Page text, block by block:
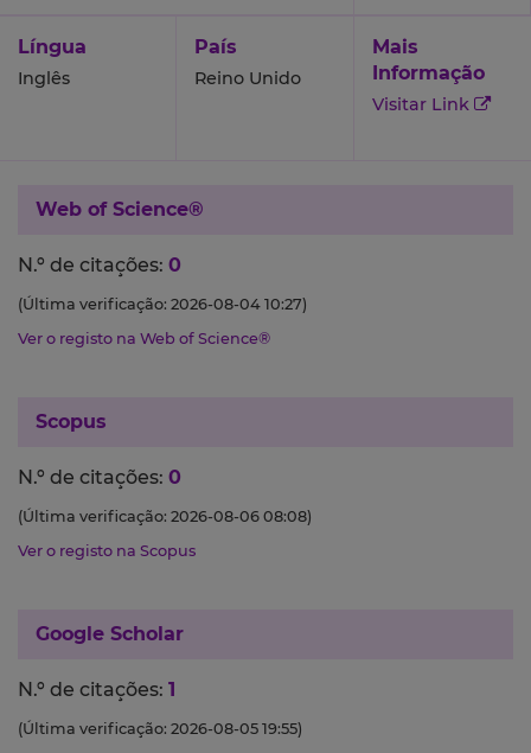
Língua
Inglês
País
Reino Unido
Mais
Informação
Visitar Link
Web of Science®
N.º de citações: 0
(Última verificação: 2026-08-04 10:27)
Ver o registo na Web of Science®
Scopus
N.º de citações: 0
(Última verificação: 2026-08-06 08:08)
Ver o registo na Scopus
Google Scholar
N.º de citações: 1
(Última verificação: 2026-08-05 19:55)